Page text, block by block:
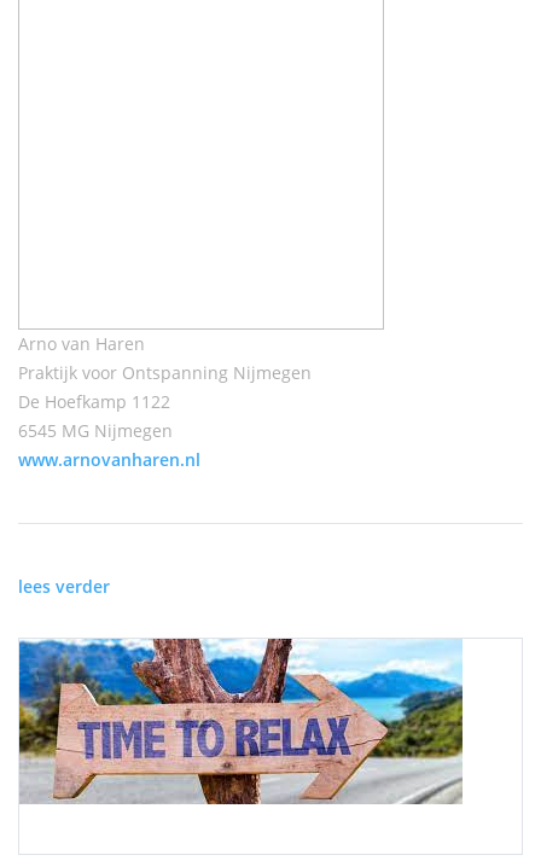
Arno van Haren
Praktijk voor Ontspanning Nijmegen
De Hoefkamp 1122
6545 MG Nijmegen
www.arnovanharen.nl
lees verder